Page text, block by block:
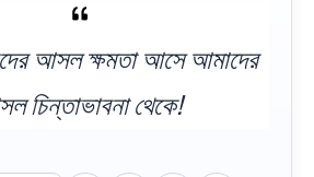
আসল ক্ষমতা আসে আমাদের
চিন্তাভাবনা থেকে!